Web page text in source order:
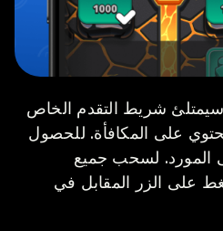
سيمتلئ شريط التقدم الخاص
على المكافأة. للحصول
المورد. لسحب جميع
على الزر المقابل في